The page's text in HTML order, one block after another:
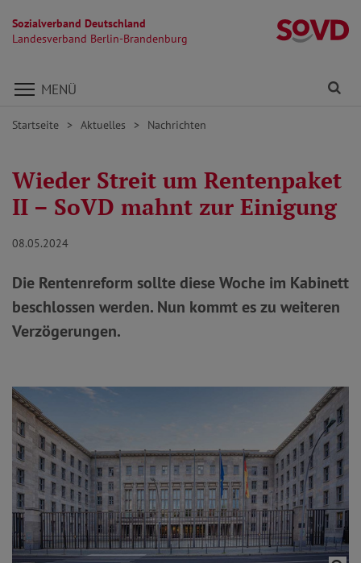
Sozialverband Deutschland
Landesverband Berlin-Brandenburg
Direkt zu den Inhalten springen
MENÜ
Startseite Aktuelles Nachrichten
Wieder Streit um Rentenpaket
II – SoVD mahnt zur Einigung
08.05.2024
Die Rentenreform sollte diese Woche im Kabinett
beschlossen werden. Nun kommt es zu weiteren
Verzögerungen.